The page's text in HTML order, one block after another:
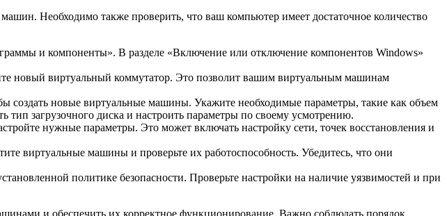
Необходимо также проверить, что ваш компьютер имеет достаточное количество
и компоненты». В разделе «Включение или отключение компонентов Windows»
новый виртуальный коммутатор. Это позволит вашим виртуальным машинам
создать новые виртуальные машины. Укажите необходимые параметры, такие как объем
загрузочного диска и настроить параметры по своему усмотрению.
нужные параметры. Это может включать настройку сети, точек восстановления и
виртуальные машины и проверьте их работоспособность. Убедитесь, что они
политике безопасности. Проверьте настройки на наличие уязвимостей и при